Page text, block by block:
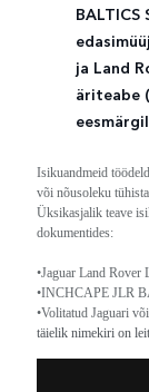
ja Land
äriteabe
Isikuandmeid
või nõusoleku
Üksikasjalik teave
dokumentides:
•Jaguar Land Rover
•INCHCAPE JLR
•Volitatud Jaguari
täielik nimekiri on